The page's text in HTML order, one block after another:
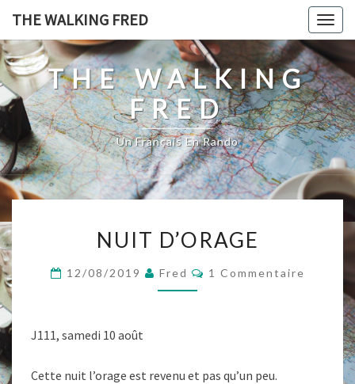
content
THE WALKING FRED
THE WALKING
FRED
Un Français En Rando
D’ORAGE
NUIT D’ORAGE
12/08/2019 Fred Commentaires
1 Commentaire
J111, samedi 10 août
Cette nuit l’orage est revenu et pas qu’un peu.